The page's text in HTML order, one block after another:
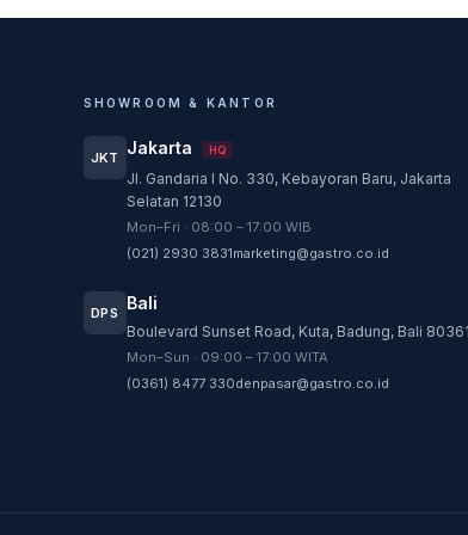
SHOWROOM & KANTOR
JKT Jakarta HQ
Jl. Gandaria I No. 330, Kebayoran Baru, Jakarta
Selatan 12130
Mon–Fri · 08:00 – 17:00 WIB
(021) 2930 3831marketing@gastro.co.id
DPS Bali
Boulevard Sunset Road, Kuta, Badung, Bali 80361
Mon–Sun · 09:00 – 17:00 WITA
(0361) 8477 330denpasar@gastro.co.id